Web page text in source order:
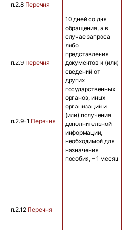
10 дней со дня
обращения, а в
случае запроса
либо
представления
документов и (или)
сведений от
других
государственных
органов, иных
организаций и
(или) получения
дополнительной
информации,
необходимой для
назначения
пособия, – 1 месяц
п.2.8 Перечня
п.2.9 Перечня
п.2.9-1 Перечня
п.2.12 Перечня